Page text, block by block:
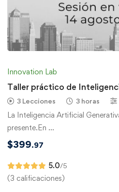
Innovation Lab
Taller práctico de
3 Lecciones 3 horas
La Inteligencia Artificial
presente.En …
$399.97
5.0/5
(3 calificaciones)